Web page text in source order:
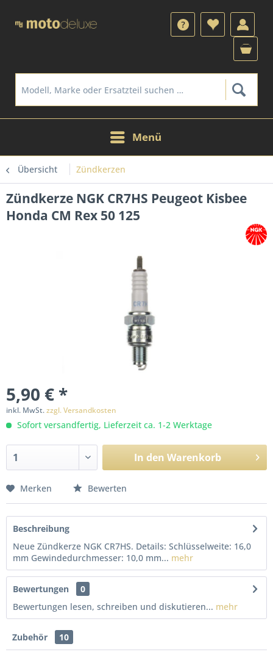
Menü
Übersicht Zündkerzen
Zündkerze NGK CR7HS Peugeot Kisbee
Honda CM Rex 50 125
5,90 € *
inkl. MwSt.zzgl. Versandkosten
Sofort versandfertig, Lieferzeit ca. 1-2 Werktage
In den Warenkorb
Merken Bewerten
Beschreibung
Neue Zündkerze NGK CR7HS. Details: Schlüsselweite: 16,0
mm Gewindedurchmesser: 10,0 mm... mehr
Bewertungen
0
Bewertungen lesen, schreiben und diskutieren... mehr
Zubehör 10